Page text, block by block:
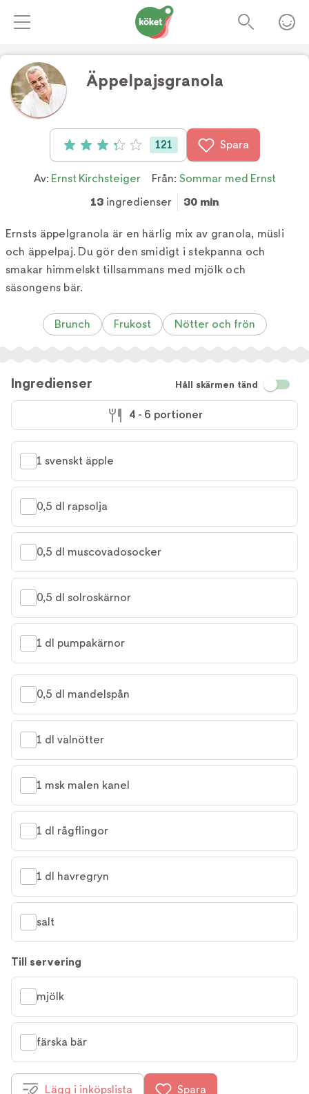
Äppelpajsgranola
Betyg: 3.3 av 5 (121 röster)
121 Spara
Av: Ernst Kirchsteiger Från: Sommar med Ernst
13 ingredienser 30 min
Ernsts äppelgranola är en härlig mix av granola, müsli
och äppelpaj. Du gör den smidigt i stekpanna och
smakar himmelskt tillsammans med mjölk och
säsongens bär.
Brunch Frukost Nötter och frön
Ingredienser Håll skärmen tänd
4 - 6 portioner
1 svenskt äpple
0,5 dl rapsolja
0,5 dl muscovadosocker
0,5 dl solroskärnor
1 dl pumpakärnor
0,5 dl mandelspån
1 dl valnötter
1 msk malen kanel
1 dl rågflingor
1 dl havregryn
salt
Till servering
mjölk
färska bär
Lägg i inköpslista Spara